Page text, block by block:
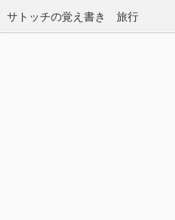
サトッチの覚え書き 旅行